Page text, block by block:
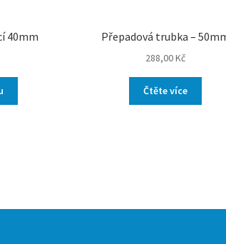
40mm Přepadová trubka –
288,00Kč
Čtěte více